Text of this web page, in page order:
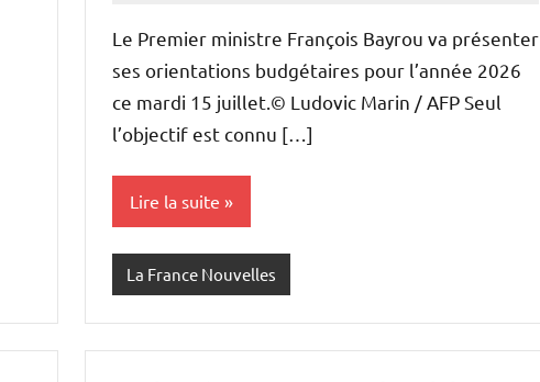
Le Premier ministre François Bayrou va présenter
ses orientations budgétaires pour l’année 2026
ce mardi 15 juillet.© Ludovic Marin / AFP Seul
l’objectif est connu […]
Lire la suite
La France Nouvelles